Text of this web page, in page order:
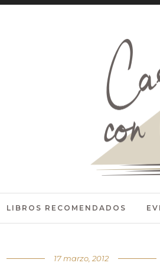
LIBROS RECOMENDADOS
17 marzo, 2012